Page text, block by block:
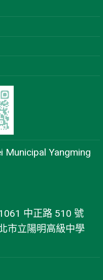
Municipal Yangming
中正路 510 號
市立陽明高級中學